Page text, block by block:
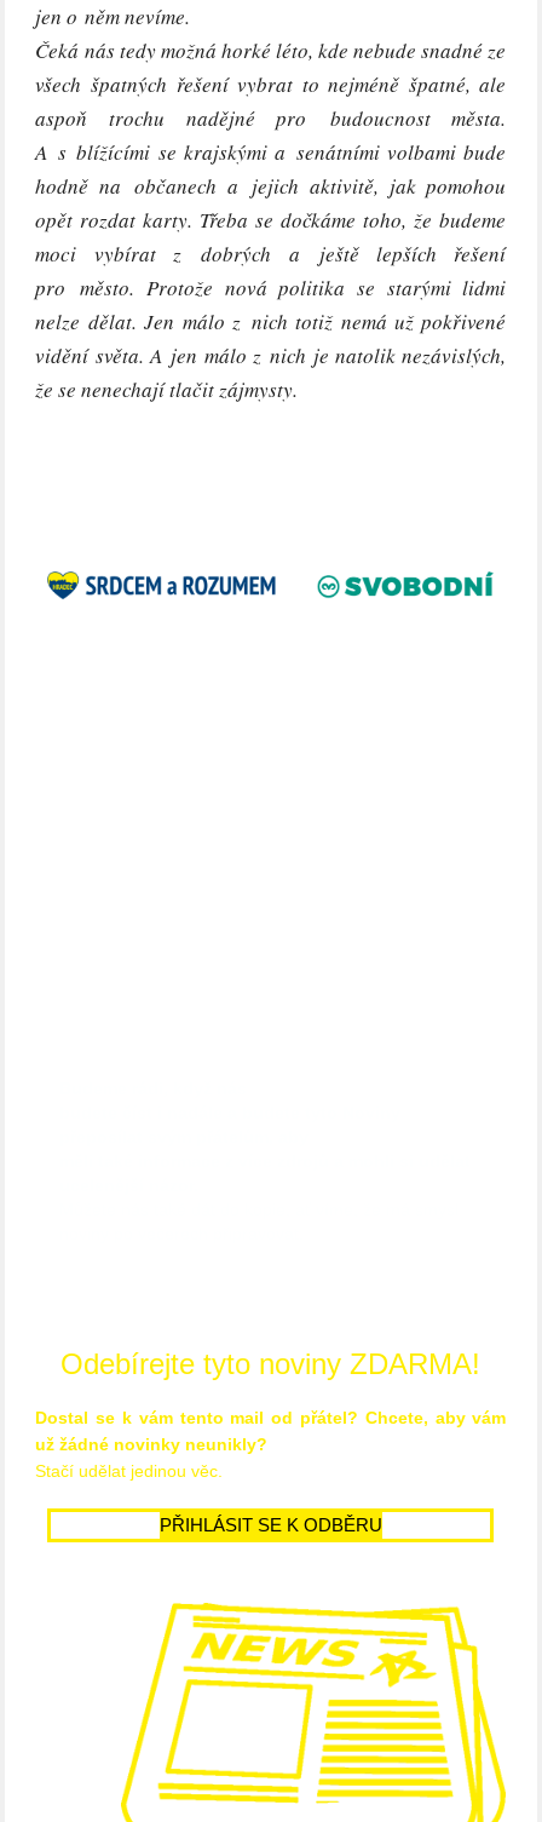
jen o něm nevíme.
Čeká nás tedy možná horké léto, kde nebude snadné ze
všech špatných řešení vybrat to nejméně špatné, ale
aspoň trochu nadějné pro budoucnost města.
A s blížícími se krajskými a senátními volbami bude
hodně na občanech a jejich aktivitě, jak pomohou
opět rozdat karty. Třeba se dočkáme toho, že budeme
moci vybírat z dobrých a ještě lepších řešení
pro město. Protože nová politika se starými lidmi
nelze dělat. Jen málo z nich totiž nemá už pokřivené
vidění světa. A jen málo z nich je natolik nezávislých,
že se nenechají tlačit zájmysty.
Odebírejte tyto noviny ZDARMA!
Dostal se k vám tento mail od přátel? Chcete, aby vám
už žádné novinky neunikly?
Stačí udělat jedinou věc.
PŘIHLÁSIT SE K ODBĚRU